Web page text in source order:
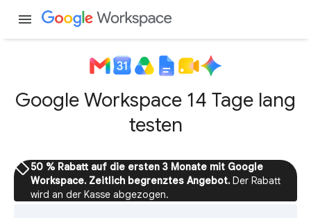
menu
Google Workspace 14 Tage lang
testen
sell50 % Rabatt auf die ersten 3 Monate mit Google
Workspace. Zeitlich begrenztes Angebot. Der Rabatt
wird an der Kasse abgezogen.